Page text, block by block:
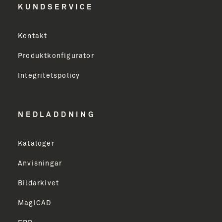
Virksomhed
Email Address
KUNDSERVICE
Kontakt
Produktkonfigurator
Integritetspolicy
NEDLADDNING
Kataloger
Anvisningar
Bildarkivet
MagiCAD